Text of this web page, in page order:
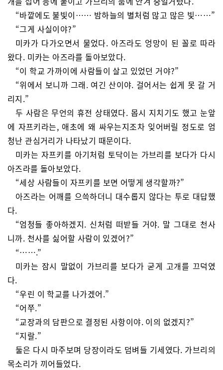
“바깥에도 불빛이…… 밤하늘의 별처럼 많고 많은 빛……”
“그게 사실이야?”
미카가 다가오면서 물었다. 아즈라도 엉망이 된 꼴로 따라
왔다. 미카는 아즈라를 돌아보았다.
“이 학교 가까이에 사람들이 살고 있었던 거야?”
“위에서 보니까 그래. 여긴 산이야. 걸어서는 쉽게 못 갈 거
리지.”
두 사람은 무언의 휴전 상태였다. 몹시 지치기도 했고 눈앞
에 자프키라는, 애초에 왜 싸우는지조차 잊어버릴 정도로 엄
청난 관심거리가 나타났기 때문이다.
미카는 자프키를 아기처럼 토닥이는 가브리를 보다가 다시
아즈라를 돌아보았다.
“세상 사람들이 자프키를 보면 어떻게 생각할까?”
아즈라는 어깨를 으쓱하더니 대수롭지 않다는 투로 대답했
다.
“엄청들 좋아하겠지. 신처럼 떠받들 거야. 말 그대로 천사
니까. 천사를 싫어할 사람이 있겠어?”
“…….”
미카는 잠시 말없이 가브리를 보다가 굳게 고개를 끄덕였
다.
“우린 이 학교를 나가겠어.”
“어쭈.”
“교장과의 담판으로 결정된 사항이야. 이의 없겠지?”
“지랄.”
둘은 다시 마주보며 당장이라도 덤벼들 기세였다. 가브리의
목소리가 끼어들었다.